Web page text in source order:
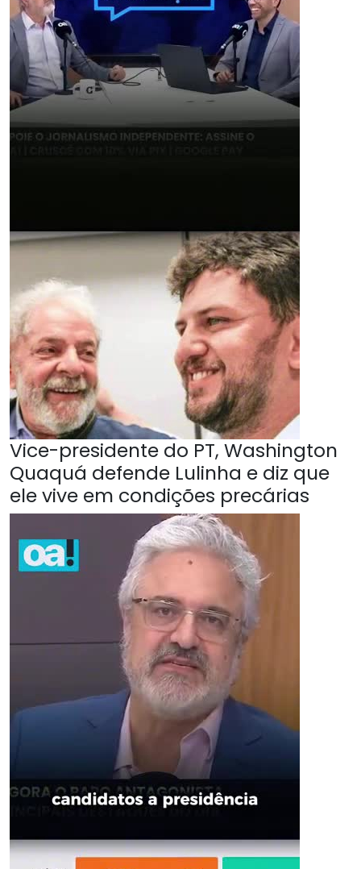
Vice-presidente do PT, Washington
Quaquá defende Lulinha e diz que
ele vive em condições precárias